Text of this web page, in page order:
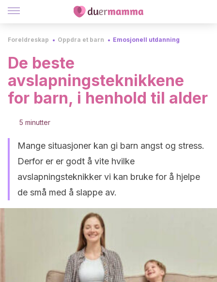
Foreldreskap Oppdra et barn Emosjonell utdanning
De beste
avslapningsteknikkene
for barn, i henhold til alder
5 minutter
Mange situasjoner kan gi barn angst og stress.
Derfor er er godt å vite hvilke
avslapningsteknikker vi kan bruke for å hjelpe
de små med å slappe av.